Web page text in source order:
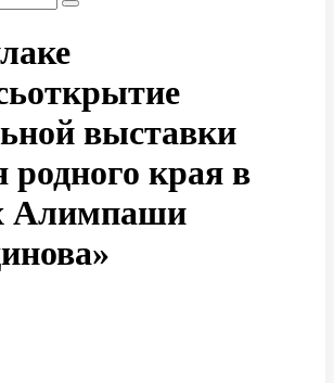
выставки
родного края в
Алимпаши